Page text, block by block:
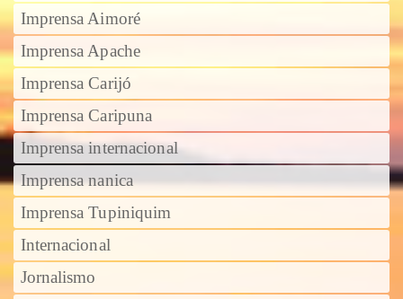
Imprensa Aimoré
Imprensa Apache
Imprensa Carijó
Imprensa Caripuna
Imprensa internacional
Imprensa nanica
Imprensa Tupiniquim
Internacional
Jornalismo